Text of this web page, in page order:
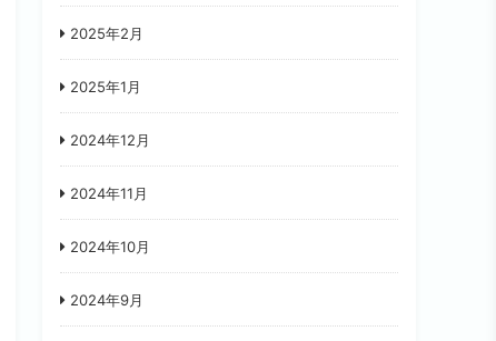
2025年2月
2025年1月
2024年12月
2024年11月
2024年10月
2024年9月